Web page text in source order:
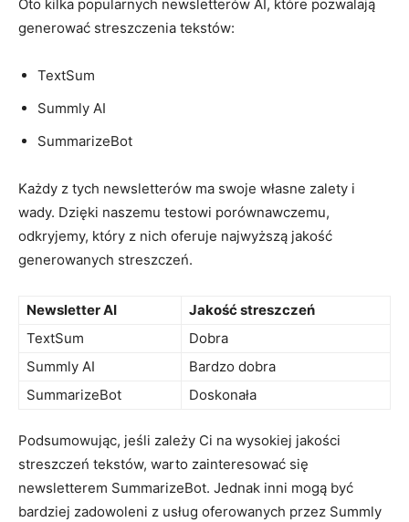
Oto kilka ⁣popularnych newsletterów AI, które pozwalają⁤
generować⁢ streszczenia tekstów:
TextSum
Summly AI
SummarizeBot
Każdy z tych newsletterów ma⁤ swoje własne⁢ zalety i
wady. Dzięki naszemu testowi porównawczemu,
odkryjemy, który z ⁣nich oferuje najwyższą jakość
⁢generowanych⁢ streszczeń.
Newsletter AI
Jakość streszczeń
TextSum
Dobra
Summly AI
Bardzo ⁢dobra
SummarizeBot
Doskonała
Podsumowując, jeśli ‍zależy ‍Ci na ⁣wysokiej jakości
streszczeń tekstów, warto zainteresować się
⁣newsletterem SummarizeBot. Jednak inni ⁢mogą ‍być
bardziej zadowoleni z ​usług oferowanych przez⁤ Summly